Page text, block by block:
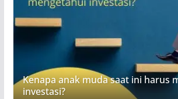
Kenapa anak muda saat ini harus
investasi?